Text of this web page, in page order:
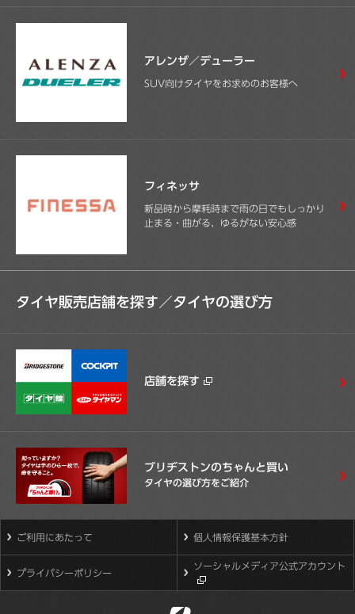
アレンザ／デューラー
SUV向けタイヤをお求めのお客様へ
フィネッサ
新品時から摩耗時まで雨の日でもしっかり
止まる・曲がる、ゆるがない安心感
タイヤ販売店舗を探す／タイヤの選び方
店舗を探す
ブリヂストンのちゃんと買い
タイヤの選び方をご紹介
ご利用にあたって 個人情報保護基本方針
プライバシーポリシー
ソーシャルメディア公式アカウント